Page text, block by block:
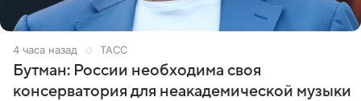
4 часа назад ТАСС
Бутман: России необходима своя
консерватория для неакадемической музыки